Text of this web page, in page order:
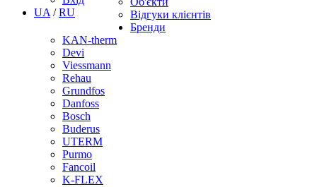
UA /RU
Відгуки клієнтів
Бренди
KAN-therm
Devi
Viessmann
Rehau
Grundfos
Danfoss
Bosch
Buderus
UTERM
Purmo
Fancoil
K-FLEX